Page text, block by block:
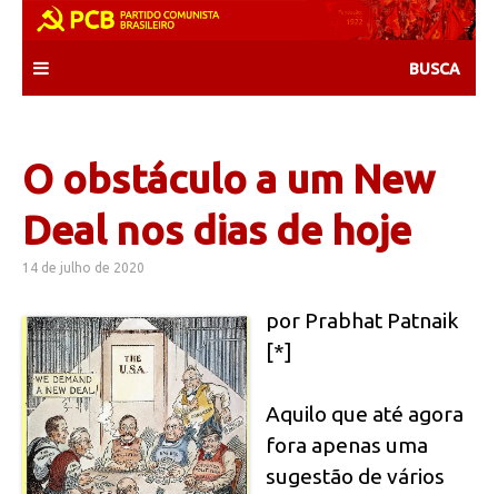
content
O obstáculo a um New
Deal nos dias de hoje
14 de julho de 2020
por Prabhat Patnaik
[*]
Aquilo que até agora
fora apenas uma
sugestão de vários